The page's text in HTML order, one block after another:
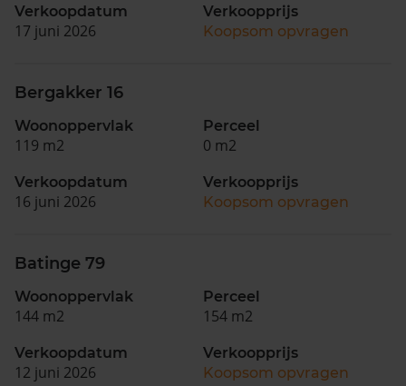
Verkoopdatum
17 juni 2026
Verkoopprijs
Koopsom opvragen
Bergakker 16
Woonoppervlak
119 m2
Perceel
0 m2
Verkoopdatum
16 juni 2026
Verkoopprijs
Koopsom opvragen
Batinge 79
Woonoppervlak
144 m2
Perceel
154 m2
Verkoopdatum
12 juni 2026
Verkoopprijs
Koopsom opvragen